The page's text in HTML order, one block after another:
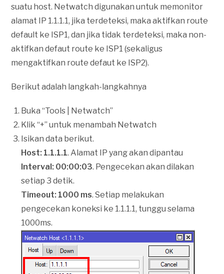
suatu host. Netwatch digunakan untuk memonitor
alamat IP 1.1.1.1, jika terdeteksi, maka aktifkan route
default ke ISP1, dan jika tidak terdeteksi, maka non-
aktifkan defaut route ke ISP1 (sekaligus
mengaktifkan route defaut ke ISP2).
Berikut adalah langkah-langkahnya
Buka “Tools | Netwatch”
Klik “+” untuk menambah Netwatch
Isikan data berikut.
Host: 1.1.1.1. Alamat IP yang akan dipantau
Interval: 00:00:03. Pengecekan akan dilakan
setiap 3 detik.
Timeout: 1000 ms. Setiap melakukan
pengecekan koneksi ke 1.1.1.1, tunggu selama
1000ms.